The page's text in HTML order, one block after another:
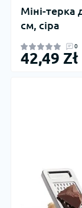
Міні-терка
см, сіра
0
42,49 Zł